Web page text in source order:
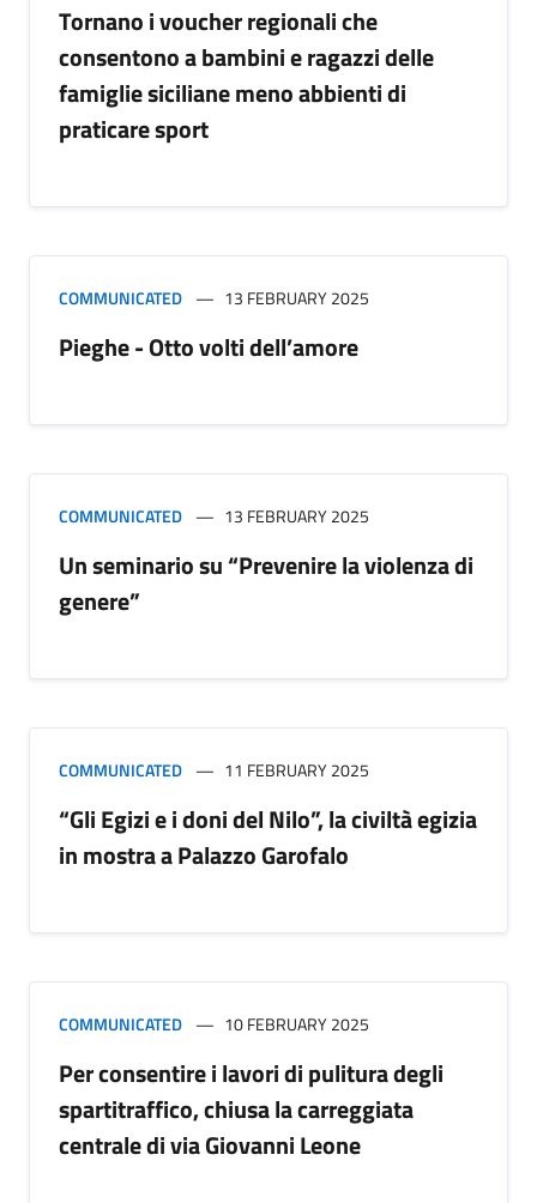
Tornano i voucher regionali che
consentono a bambini e ragazzi delle
famiglie siciliane meno abbienti di
praticare sport
COMMUNICATED 13 FEBRUARY 2025
Pieghe - Otto volti dell’amore
COMMUNICATED 13 FEBRUARY 2025
Un seminario su “Prevenire la violenza di
genere”
COMMUNICATED 11 FEBRUARY 2025
“Gli Egizi e i doni del Nilo”, la civiltà egizia
in mostra a Palazzo Garofalo
COMMUNICATED 10 FEBRUARY 2025
Per consentire i lavori di pulitura degli
spartitraffico, chiusa la carreggiata
centrale di via Giovanni Leone